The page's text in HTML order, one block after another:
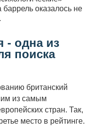
оказалось не
- одна из
поиска
британский
из самым
стран. Так,
место в рейтинге.